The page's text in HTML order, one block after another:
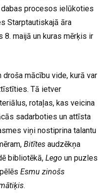
procesos ielūkoties
Starptautiskajā āra
maijā un kuras mērķis ir
droša mācību vide, kurā var
Tā ietver
rotaļas, kas veicina
sadarboties un attīsta
viņi nostiprina talantu
Bitītes audzēkņa
bibliotēkā, Lego un puzles
Esmu zinošs
.